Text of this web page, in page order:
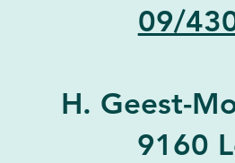
09/
H. Geest-
9160